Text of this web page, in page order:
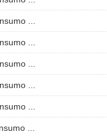
...
...
...
...
...
...